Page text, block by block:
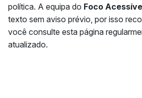
política. A equipa do Foco
texto sem aviso prévio, por isso
você consulte esta página
atualizado.